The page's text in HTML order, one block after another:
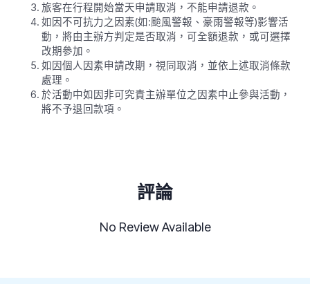
旅客在行程開始當天申請取消，不能申請退款。
如因不可抗力之因素(如:颱風警報、豪雨警報等)影響活
動，將由主辦方判定是否取消，可全額退款，或可選擇
改期參加。
如因個人因素申請改期，視同取消，並依上述取消條款
處理。
於活動中如因非可究責主辦單位之因素中止參與活動，
將不予退回款項。
評論
No Review Available